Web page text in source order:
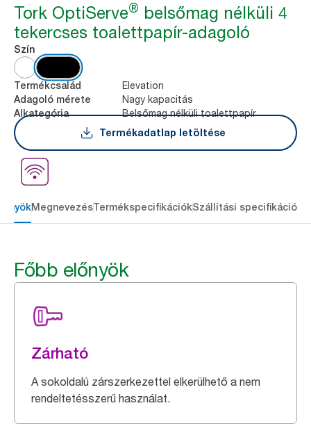
Tork OptiServe® belsőmag nélküli 4
tekercses toalettpapír-adagoló
Szín
Termékcsalád Elevation
Adagoló mérete Nagy kapacitás
Alkategória
Belsőmag nélküli toalettpapír
Termékadatlap letöltése
MegnevezésTermékspecifikációkSzállítási specifikációk
Főbb előnyök
Zárható
A sokoldalú zárszerkezettel elkerülhető a nem
rendeltetésszerű használat.